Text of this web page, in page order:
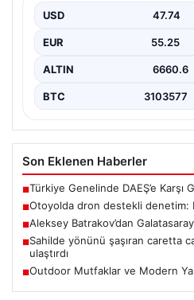
USD 47.74
EUR 55.25
ALTIN 6660.6
BTC 3103577
Son Eklenen Haberler
■Türkiye Genelinde DAEŞ’e Karşı
■Otoyolda dron destekli denetim:
■Aleksey Batrakov’dan
■Sahilde yönünü şaşıran caretta
ulaştırdı
■Outdoor Mutfaklar ve Modern